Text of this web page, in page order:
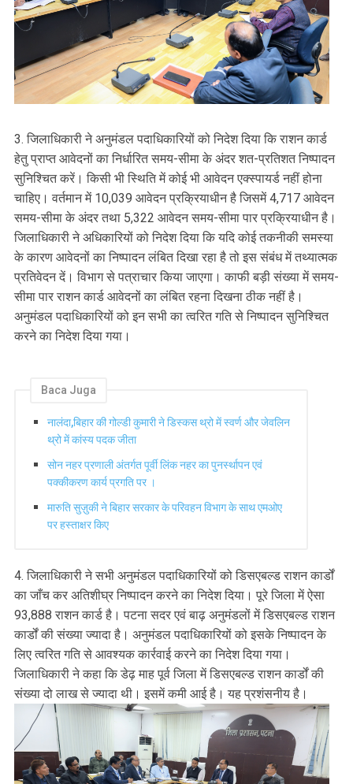
3. जिलाधिकारी ने अनुमंडल पदाधिकारियों को निदेश दिया कि राशन कार्ड
हेतु प्राप्त आवेदनों का निर्धारित समय-सीमा के अंदर शत-प्रतिशत निष्पादन
सुनिश्चित करें। किसी भी स्थिति में कोई भी आवेदन एक्स्पायर्ड नहीं होना
चाहिए। वर्तमान में 10,039 आवेदन प्रक्रियाधीन है जिसमें 4,717 आवेदन
समय-सीमा के अंदर तथा 5,322 आवेदन समय-सीमा पार प्रक्रियाधीन है।
जिलाधिकारी ने अधिकारियों को निदेश दिया कि यदि कोई तकनीकी समस्या
के कारण आवेदनों का निष्पादन लंबित दिखा रहा है तो इस संबंध में तथ्यात्मक
प्रतिवेदन दें। विभाग से पत्राचार किया जाएगा। काफी बड़ी संख्या में समय-
सीमा पार राशन कार्ड आवेदनों का लंबित रहना दिखना ठीक नहीं है।
अनुमंडल पदाधिकारियों को इन सभी का त्वरित गति से निष्पादन सुनिश्चित
करने का निदेश दिया गया।
Baca Juga
नालंदा,बिहार की गोल्डी कुमारी ने डिस्कस थ्रो में स्वर्ण और जेवलिन
थ्रो में कांस्य पदक जीता
सोन नहर प्रणाली अंतर्गत पूर्वी लिंक नहर का पुनर्स्थापन एवं
पक्कीकरण कार्य प्रगति पर ।
मारुति सुज़ुकी ने बिहार सरकार के परिवहन विभाग के साथ एमओए
पर हस्ताक्षर किए
4. जिलाधिकारी ने सभी अनुमंडल पदाधिकारियों को डिसएबल्ड राशन कार्डों
का जाँच कर अतिशीघ्र निष्पादन करने का निदेश दिया। पूरे जिला में ऐसा
93,888 राशन कार्ड है। पटना सदर एवं बाढ़ अनुमंडलों में डिसएबल्ड राशन
कार्डों की संख्या ज्यादा है। अनुमंडल पदाधिकारियों को इसके निष्पादन के
लिए त्वरित गति से आवश्यक कार्रवाई करने का निदेश दिया गया।
जिलाधिकारी ने कहा कि डेढ़ माह पूर्व जिला में डिसएबल्ड राशन कार्डों की
संख्या दो लाख से ज्यादा थी। इसमें कमी आई है। यह प्रशंसनीय है।